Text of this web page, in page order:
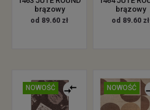
brązowy
od 89.60 zł
brązowy
od 89.60 zł
NOWOŚĆ NOWOŚĆ